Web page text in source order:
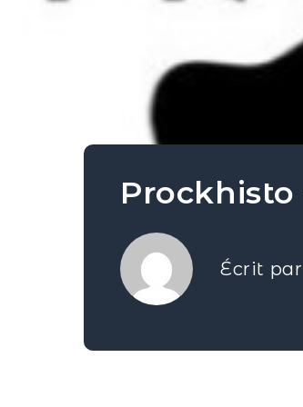
Prockhisto
Écrit par